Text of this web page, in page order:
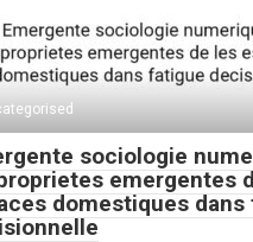
kl
a
ss
ni
ki
a
m
а
в
и
ть
sociologie
emergentes
domestiques dans